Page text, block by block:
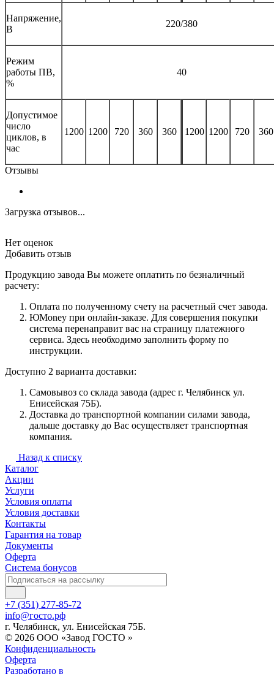
Напряжение,
В
220/380
Режим
работы ПВ,
%
40
Допустимое
число
циклов, в
час
1200 1200 720 360 360 1200 1200 720 360
Отзывы
Загрузка отзывов...
Нет оценок
Добавить отзыв
Продукцию завода Вы можете оплатить по безналичный
расчету:
Оплата по полученному счету на расчетный счет завода.
ЮMoney при онлайн-заказе. Для совершения покупки
система перенаправит вас на страницу платежного
сервиса. Здесь необходимо заполнить форму по
инструкции.
Доступно 2 варианта доставки:
Самовывоз со склада завода (адрес г. Челябинск ул.
Енисейская 75Б).
Доставка до транспортной компании силами завода,
дальше доставку до Вас осуществляет транспортная
компания.
Назад к списку
Каталог
Акции
Услуги
Условия оплаты
Условия доставки
Контакты
Гарантия на товар
Документы
Оферта
Система бонусов
+7 (351) 277-85-72
info@госто.рф
г. Челябинск, ул. Енисейская 75Б.
© 2026 ООО «Завод ГОСТО »
Конфиденциальность
Оферта
Разработано в